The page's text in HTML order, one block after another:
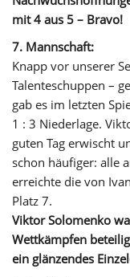
mit 4 aus 5 – Bravo!
7. Mannschaft:
Knapp vor unserer
Talenteschuppen –
gab es im letzten
1 : 3 Niederlage.
guten Tag erwischt
schon häufiger: alle
erreichte die von
Platz 7.
Viktor Solomenko
Wettkämpfen
ein glänzendes